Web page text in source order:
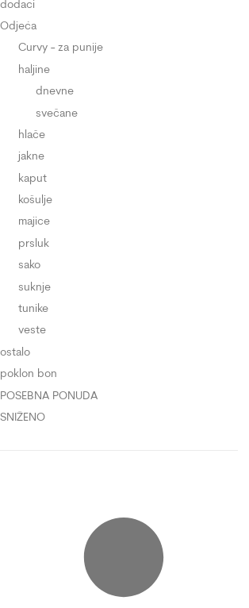
dodaci
Odjeća
Curvy - za punije
haljine
dnevne
svečane
hlače
jakne
kaput
košulje
majice
prsluk
sako
suknje
tunike
veste
ostalo
poklon bon
POSEBNA PONUDA
SNIŽENO